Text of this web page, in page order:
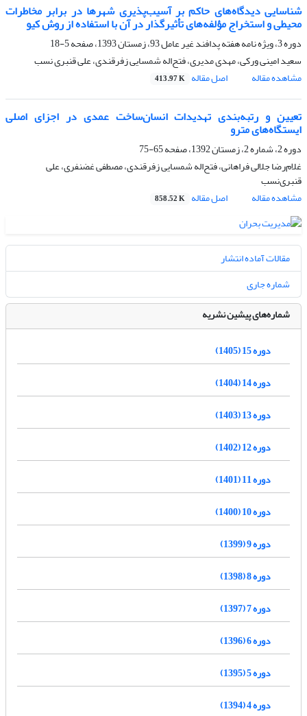
شناسایی دیدگاه‌های حاکم بر آسیب‌پذیری شهرها در برابر مخاطرات
محیطی و استخراج مؤلفه‌های تأثیرگذار در آن با استفاده از روش کیو
دوره 3، ویژه نامه هفته پدافند غیر عامل 93، زمستان 1393، صفحه
5-18
سعید امینی ورکی، مهدی مدیری، فتح‌اله شمسایی زفرقندی، علی قنبری نسب
مشاهده مقاله
اصل مقاله 413.97 K
تعیین و رتبه‌بندی تهدیدات انسان‌ساخت عمدی در اجزای اصلی
ایستگاه‌های مترو
دوره 2، شماره 2، زمستان 1392، صفحه
65-75
غلام‌رضا جلالی فراهانی، فتح‌اله شمسایی زفرقندی، مصطفی غضنفری، علی
قنبری‌نسب
مشاهده مقاله
اصل مقاله 858.52 K
مقالات آماده انتشار
شماره جاری
شماره‌های پیشین نشریه
دوره 15 (1405)
دوره 14 (1404)
دوره 13 (1403)
دوره 12 (1402)
دوره 11 (1401)
دوره 10 (1400)
دوره 9 (1399)
دوره 8 (1398)
دوره 7 (1397)
دوره 6 (1396)
دوره 5 (1395)
دوره 4 (1394)